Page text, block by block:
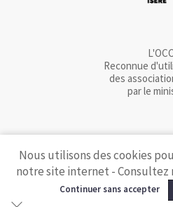
Reconnue
des
par le
Nous utilisons des cookies
notre site internet - Consultez
Continuer sans accepter